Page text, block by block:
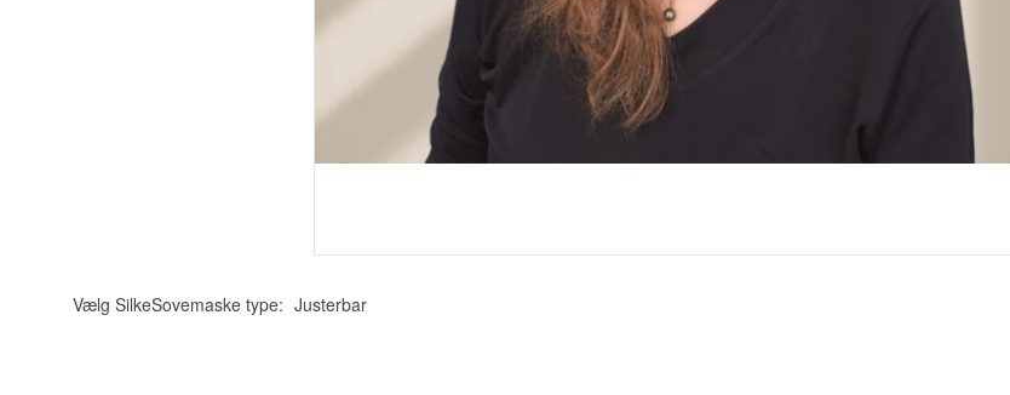
Vælg SilkeSovemaske type: Justerbar